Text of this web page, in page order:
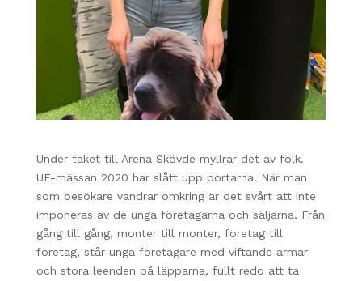
Under taket till Arena Skövde myllrar det av folk.
UF-mässan 2020 har slått upp portarna. När man
som besökare vandrar omkring är det svårt att inte
imponeras av de unga företagarna och säljarna. Från
gång till gång, monter till monter, företag till
företag, står unga företagare med viftande armar
och stora leenden på läpparna, fullt redo att ta